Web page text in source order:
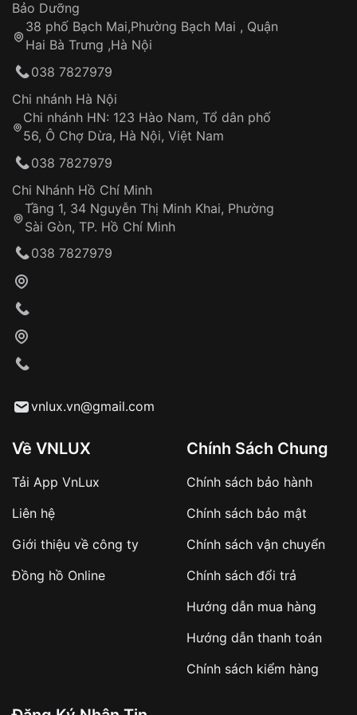
Thời gian tính từ khi xác nhận đơn hàng thành
công
Hotline: 0585 215 215
Từ khóa SEO:
Khách hàng kiểm tra và thanh toán trực tiếp
Từ khóa SEO:
sản phẩm đặc biệt
hàng
Số tiền còn lại thanh toán khi nhận hàng hoặc
✔️ Đảm bảo xử lý đơn hàng nhanh chóng
✔️ Hạn chế tình trạng hủy đơn không mong
Sản phẩm đã bị:
Tự ý sửa chữa
thống VNLUX
Đảm bảo quyền lợi khách hàng
Đồng hành cùng khách hàng trong suốt quá
trình sử dụng
Bảo Dưỡng
38 phố Bạch Mai,Phường Bạch Mai , Quận
Hai Bà Trưng ,Hà Nội
038 7827979
Chi nhánh Hà Nội
Chi nhánh HN: 123 Hào Nam, Tổ dân phố
56, Ô Chợ Dừa, Hà Nội, Việt Nam
038 7827979
Chi Nhánh Hồ Chí Minh
Tầng 1, 34 Nguyễn Thị Minh Khai, Phường
Sài Gòn, TP. Hồ Chí Minh
038 7827979
vnlux.vn@gmail.com
Về VNLUX
Tải App VnLux
Liên hệ
Giới thiệu về công ty
Đồng hồ Online
Chính Sách Chung
Chính sách bảo hành
Chính sách bảo mật
Chính sách vận chuyển
Chính sách đổi trả
Hướng dẫn mua hàng
Hướng dẫn thanh toán
Chính sách kiểm hàng